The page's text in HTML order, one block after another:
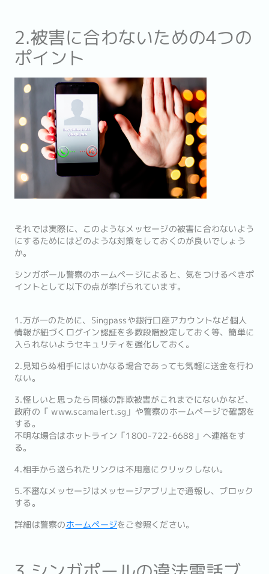
2.被害に合わないための4つの
ポイント
それでは実際に、このようなメッセージの被害に合わないよう
にするためにはどのような対策をしておくのが良いでしょう
か。
シンガポール警察のホームページによると、気をつけるべきポ
イントとして以下の点が挙げられています。
1.万が一のために、Singpassや銀行口座アカウントなど個人
情報が紐づくログイン認証を多数段階設定しておく等、簡単に
入られないようセキュリティを強化しておく。
2.見知らぬ相手にはいかなる場合であっても気軽に送金を行わ
ない。
3.怪しいと思ったら同様の詐欺被害がこれまでにないかなど、
政府の「 www.scamalert.sg」や警察のホームページで確認を
する。
不明な場合はホットライン「1800-722-6688」へ連絡をす
る。
4.相手から送られたリンクは不用意にクリックしない。
5.不審なメッセージはメッセージアプリ上で通報し、ブロック
する。
詳細は警察のホームページをご参照ください。